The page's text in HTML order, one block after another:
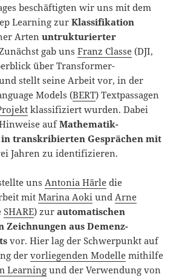
beschäftigten wir uns mit dem
Learning zurKlassifikation
Artenuntrukturierter
gab unsFranz Classe (DJI,
über Transformer-
stellt seine Arbeit vor, in der
Models (BERT) Textpassagen
klassifiziert wurden. Dabei
aufMathematik-
in transkribierten Gesprächen mit
Jahren zu identifizieren.
uns Antonia Härle die
mitMarina Aoki und Arne
SHARE) zurautomatischen
Zeichnungen aus Demenz-
vor. Hier lag der Schwerpunkt auf
dervorliegenden Modelle mithilfe
Learning und der Verwendung von